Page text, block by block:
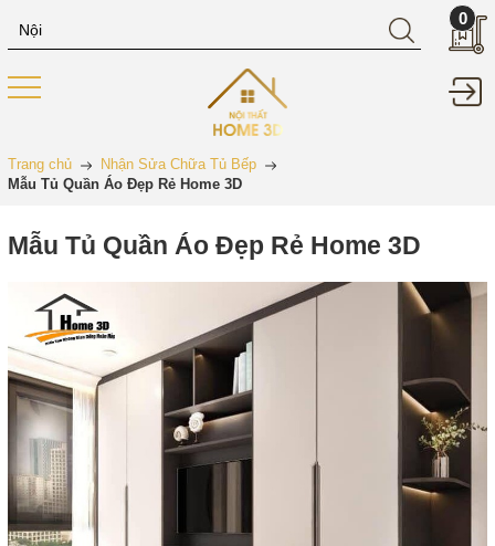
0
Trang chủ
Nhận Sửa Chữa Tủ Bếp
Mẫu Tủ Quần Áo Đẹp Rẻ Home 3D
Mẫu Tủ Quần Áo Đẹp Rẻ Home 3D